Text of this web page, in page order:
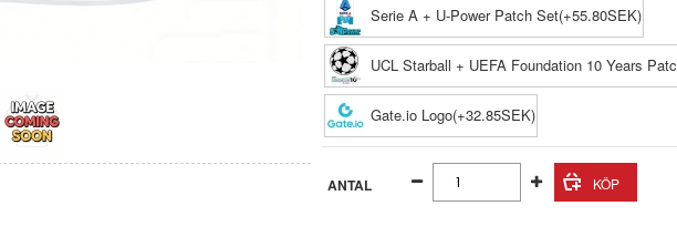
Serie A + U-Power Patch Set(+55.80SEK)
UCL Starball + UEFA Foundation 10 Years
Gate.io Logo(+32.85SEK)
ANTAL